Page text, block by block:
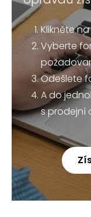
Klikněte
Vyberte
Odešlete
A do
s prodejní